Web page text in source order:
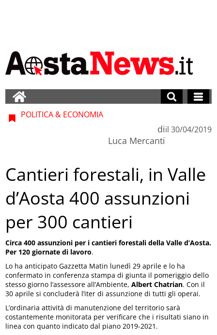
POLITICA & ECONOMIA
di
Luca Mercanti
il 30/04/2019
Cantieri forestali, in Valle
d’Aosta 400 assunzioni
per 300 cantieri
Circa 400 assunzioni per i cantieri forestali della Valle d’Aosta.
Per 120 giornate di lavoro.
Lo ha anticipato Gazzetta Matin lunedì 29 aprile e lo ha
confermato in conferenza stampa di giunta il pomeriggio dello
stesso giorno l’assessore all’Ambiente,Albert Chatrian. Con il
30 aprile si concluderà l’iter di assunzione di tutti gli operai.
L’ordinaria attività di manutenzione del territorio sarà
costantemente monitorata per verificare che i risultati siano in
linea con quanto indicato dal piano 2019-2021.